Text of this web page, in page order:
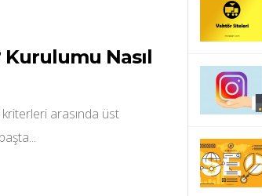
Nasıl
arasında üst